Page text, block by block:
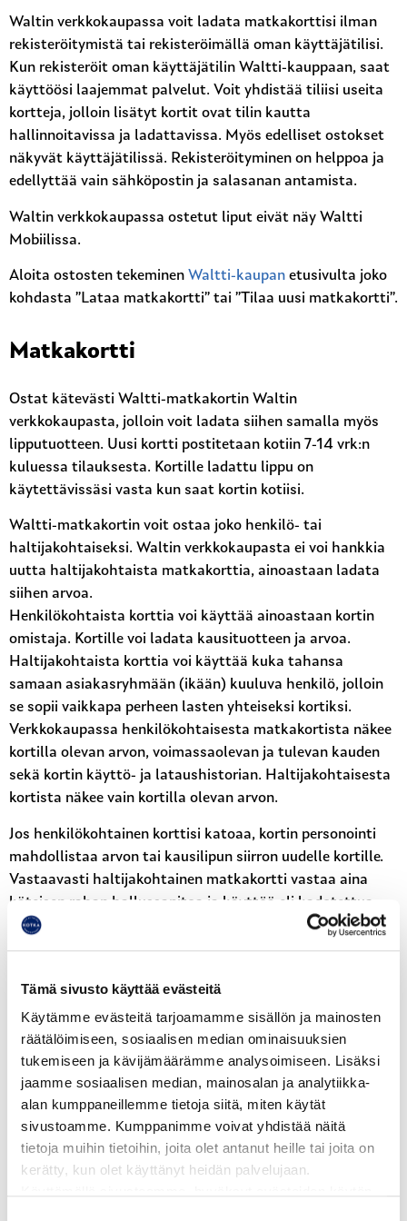
Tämä sivusto käyttää evästeitä
Käytämme evästeitä tarjoamamme sisällön ja mainosten
räätälöimiseen, sosiaalisen median ominaisuuksien
tukemiseen ja kävijämäärämme analysoimiseen. Lisäksi
jaamme sosiaalisen median, mainosalan ja analytiikka-
alan kumppaneillemme tietoja siitä, miten käytät
sivustoamme. Kumppanimme voivat yhdistää näitä
tietoja muihin tietoihin, joita olet antanut heille tai joita on
kerätty, kun olet käyttänyt heidän palvelujaan.
Waltin verkkokaupassa voit ladata matkakorttisi ilman
rekisteröitymistä tai rekisteröimällä oman käyttäjätilisi.
Kun rekisteröit oman käyttäjätilin Waltti-kauppaan, saat
käyttöösi laajemmat palvelut. Voit yhdistää tiliisi useita
kortteja, jolloin lisätyt kortit ovat tilin kautta
hallinnoitavissa ja ladattavissa. Myös edelliset ostokset
näkyvät käyttäjätilissä. Rekisteröityminen on helppoa ja
edellyttää vain sähköpostin ja salasanan antamista.
Waltin verkkokaupassa ostetut liput eivät näy Waltti
Mobiilissa.
Aloita ostosten tekeminen Waltti-kaupan etusivulta joko
kohdasta ”Lataa matkakortti” tai ”Tilaa uusi matkakortti”.
Matkakortti
Ostat kätevästi Waltti-matkakortin Waltin
verkkokaupasta, jolloin voit ladata siihen samalla myös
lipputuotteen. Uusi kortti postitetaan kotiin 7-14 vrk:n
kuluessa tilauksesta. Kortille ladattu lippu on
käytettävissäsi vasta kun saat kortin kotiisi.
Waltti-matkakortin voit ostaa joko henkilö- tai
haltijakohtaiseksi. Waltin verkkokaupasta ei voi hankkia
uutta haltijakohtaista matkakorttia, ainoastaan ladata
siihen arvoa.
Henkilökohtaista korttia voi käyttää ainoastaan kortin
omistaja. Kortille voi ladata kausituotteen ja arvoa.
Haltijakohtaista korttia voi käyttää kuka tahansa
samaan asiakasryhmään (ikään) kuuluva henkilö, jolloin
se sopii vaikkapa perheen lasten yhteiseksi kortiksi.
Verkkokaupassa henkilökohtaisesta matkakortista näkee
kortilla olevan arvon, voimassaolevan ja tulevan kauden
sekä kortin käyttö- ja lataushistorian. Haltijakohtaisesta
kortista näkee vain kortilla olevan arvon.
Jos henkilökohtainen korttisi katoaa, kortin personointi
mahdollistaa arvon tai kausilipun siirron uudelle kortille.
Vastaavasti haltijakohtainen matkakortti vastaa aina
käteisen rahan hallussapitoa ja käyttöä eli kadotettua
korttia ei voi sulkea, eikä siinä olevia lippuja voi siirtää
toiselle kortille.
Waltti-matkakortti toimii kahdella tapaa: arvo- tai
kausilipulla voit matkustaa rajattomasti valitsemillasi
ensimmäisestä käyttökerrasta. Voit ladata matkakortille
toisen kausilipun valmiiksi odottamaan käytössä olevan
kausilipun päättymistä. Kortilla odottava kausilippu
aktivoituu, kun käytät matkakorttiasi seuraavan kerran
edellisen kausilipun voimassaolon päätyttyä.